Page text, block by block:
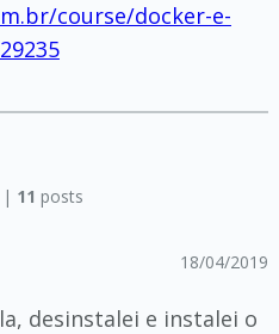
course/docker-e-
| 11 posts
18/04/2019
desinstalei e instalei o